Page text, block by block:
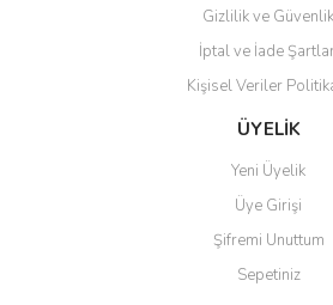
Gönder
Gizlilik ve Güvenlik
İptal ve İade
Kişisel Veriler
ÜYELİK
Yeni Üyelik
Üye Girişi
Şifremi Unuttum
Sepetiniz